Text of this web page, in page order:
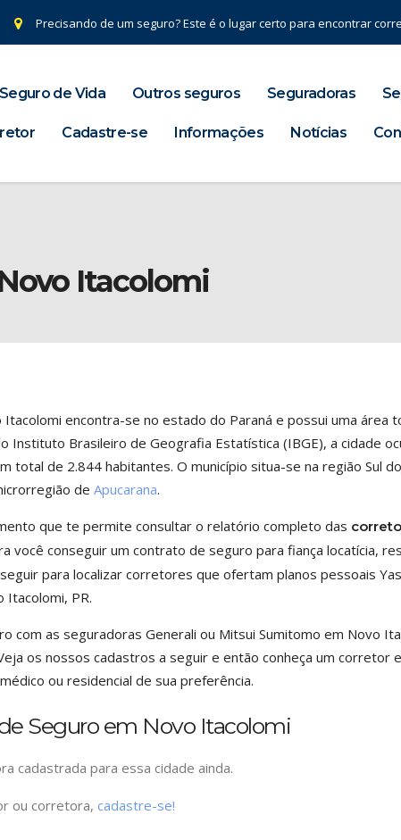
Precisando de um seguro? Este é o lugar certo para encontrar
Seguro de Vida Outros seguros Seguradoras
Cadastre-se Informações Notícias
Itacolomi
Itacolomi encontra-se no estado do Paraná e possui uma área
Instituto Brasileiro de Geografia Estatística (IBGE), a cidade
total de 2.844 habitantes. O município situa-se na região Sul
de Apucarana.
que te permite consultar o relatório completo das
você conseguir um contrato de seguro para fiança locatícia,
para localizar corretores que ofertam planos pessoais
Itacolomi, PR.
com as seguradoras Generali ou Mitsui Sumitomo em Novo
os nossos cadastros a seguir e então conheça um corretor
ou residencial de sua preferência.
Seguro em Novo Itacolomi
cadastrada para essa cidade ainda.
ou corretora, cadastre-se!